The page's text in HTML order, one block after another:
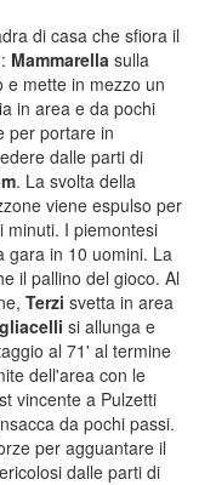
di casa che sfiora il
: Mammarella sulla
e mette in mezzo un
in area e da pochi
per portare in
dalle parti di
. La svolta della
viene espulso per
minuti. I piemontesi
gara in 10 uomini. La
il pallino del gioco. Al
Terzi svetta in area
si allunga e
al 71' al termine
dell'area con le
vincente a Pulzetti
da pochi passi.
per agguantare il
dalle parti di